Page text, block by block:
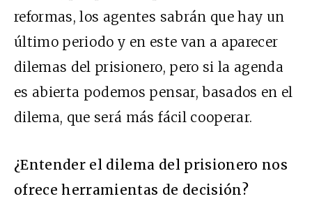
reformas, los agentes sabrán que hay un
último periodo y en este van a aparecer
dilemas del prisionero, pero si la agenda
es abierta podemos pensar, basados en el
dilema, que será más fácil cooperar.
¿Entender el dilema del prisionero nos
ofrece herramientas de decisión?